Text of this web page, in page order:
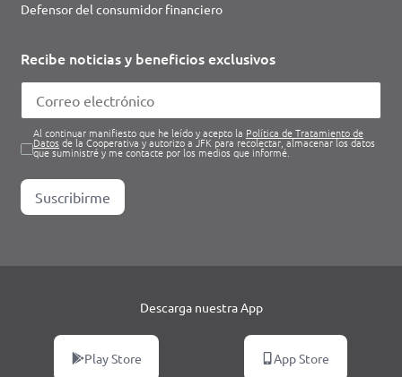
Defensor del consumidor financiero
Recibe noticias y beneficios exclusivos
Al continuar manifiesto que he leído y acepto la Política de Tratamiento de
Datosde la Cooperativa y autorizo a JFK para recolectar, almacenar los datos
que suministré y me contacte por los medios que informé.
Suscribirme
Descarga nuestra App
Play Store App Store